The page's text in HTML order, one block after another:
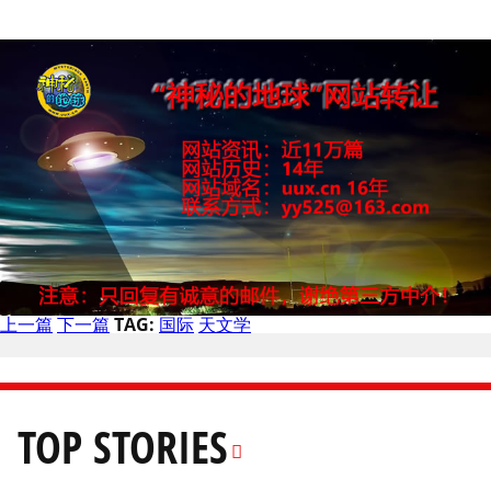
上一篇 下一篇 TAG: 国际 天文学
TOP STORIES